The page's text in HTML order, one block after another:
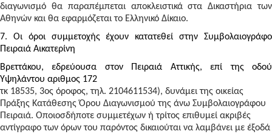
διαγωνισμό θα παραπέμπεται αποκλειστικά στα Δικαστήρια των
Αθηνών και θα εφαρμόζεται το Ελληνικό Δίκαιο.
7. Οι όροι συμμετοχής έχουν κατατεθεί στην Συμβολαιογράφο
Πειραιά Αικατερίνη
Βρεττάκου, εδρεύουσα στον Πειραιά Αττικής, επί της οδού
Υψηλάντου αριθμος 172
τκ 18535, 3ος όροφος, τηλ. 2104611534), δυνάμει της οικείας
Πράξης Κατάθεσης Όρου Διαγωνισμού της άνω Συμβολαιογράφου
Πειραιά. Οποιοσδήποτε συμμετέχων ή τρίτος επιθυμεί ακριβές
αντίγραφο των όρων του παρόντος δικαιούται να λαμβάνει με έξοδά